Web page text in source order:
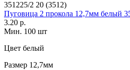
351225/2 20 (3512)
Пуговица 2 прокола 12,7мм белый
3.20 р.
Мин. 100 шт
Цвет белый
Размер 12,7мм